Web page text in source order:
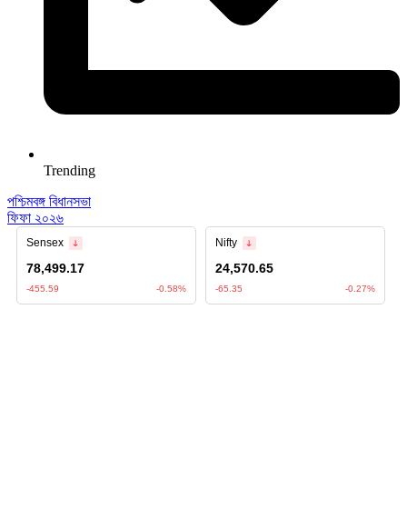
Trending
পশ্চিমবঙ্গ বিধানসভা
ফিফা ২০২৬